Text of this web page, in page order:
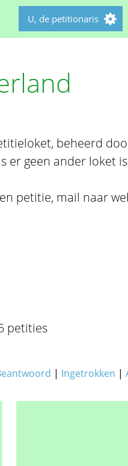
U, de petitionaris
beheerd
er geen ander loket
petitie, mail naar
petities
| Ingetrokken |